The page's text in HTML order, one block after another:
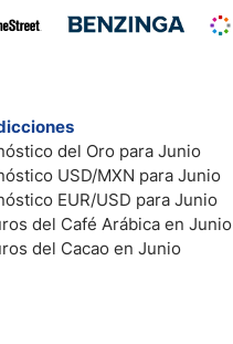
del Oro para Junio
USD/MXN para Junio
EUR/USD para Junio
del Café Arábica en Junio
del Cacao en Junio